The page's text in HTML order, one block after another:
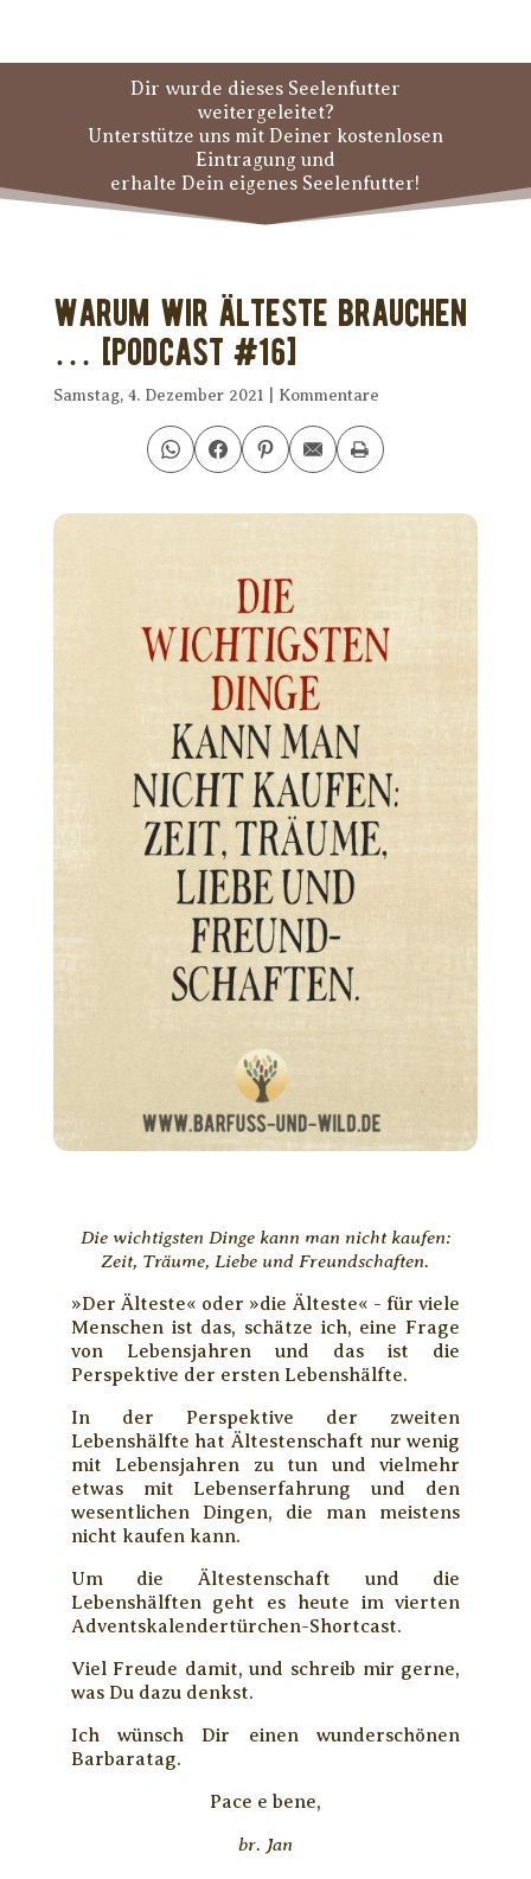
Dir wurde dieses Seelenfutter
weitergeleitet?
Unterstütze uns mit Deiner kostenlosen
Eintragung und
erhalte Dein eigenes Seelenfutter!
Warum wir Älteste brauchen
… [PODCAST #16]
Samstag, 4. Dezember 2021 Kommentare
Die wichtigsten Dinge kann man nicht kaufen:
Zeit, Träume, Liebe und Freundschaften.
»Der Älteste« oder »die Älteste« - für viele
Menschen ist das, schätze ich, eine Frage
von Lebensjahren und das ist die
Perspektive der ersten Lebenshälfte.
In der Perspektive der zweiten
Lebenshälfte hat Ältestenschaft nur wenig
mit Lebensjahren zu tun und vielmehr
etwas mit Lebenserfahrung und den
wesentlichen Dingen, die man meistens
nicht kaufen kann.
Um die Ältestenschaft und die
Lebenshälften geht es heute im vierten
Adventskalendertürchen-Shortcast.
Viel Freude damit, und schreib mir gerne,
was Du dazu denkst.
Ich wünsch Dir einen wunderschönen
Barbaratag.
Pace e bene,
br. Jan